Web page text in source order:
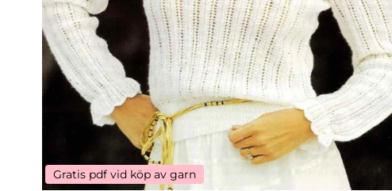
Gratis pdf vid köp av garn